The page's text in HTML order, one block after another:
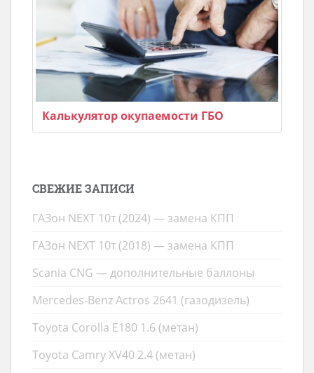
Калькулятор окупаемости ГБО
СВЕЖИЕ ЗАПИСИ
ГАЗон NEXT 10т (2024) — замена КПП
ГАЗон NEXT 10т (2018) — замена КПП
Scania CNG — дополнительные баллоны
Mercedes-Benz Actros 2641 (газодизель)
Toyota Corolla E180 1.6 (метан)
Toyota Camry XV40 2.4 (метан)